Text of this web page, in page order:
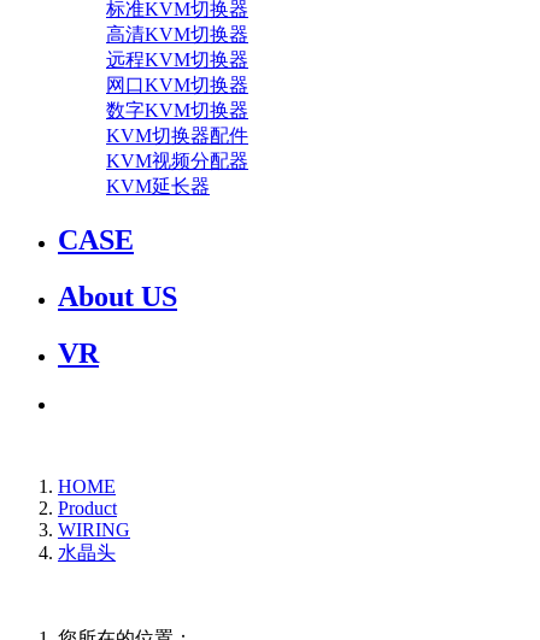
标准KVM切换器
高清KVM切换器
远程KVM切换器
网口KVM切换器
数字KVM切换器
KVM切换器配件
KVM视频分配器
KVM延长器
CASE
About US
VR
HOME
Product
WIRING
水晶头